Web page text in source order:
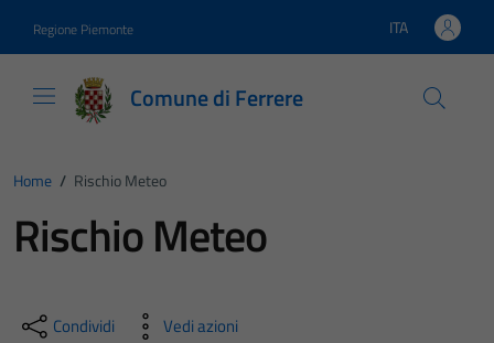
Regione Piemonte Lingua attiva:
ITA
Comune di Ferrere
Home / Rischio Meteo
Rischio Meteo
Condividi Vedi azioni